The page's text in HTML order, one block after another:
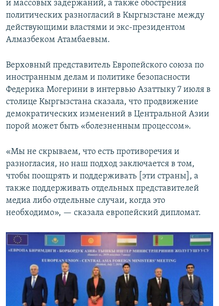
и массовых задержаний, а также обострения
политических разногласий в Кыргызстане между
действующими властями и экс-президентом
Алмазбеком Атамбаевым.
Верховный представитель Европейского союза по
иностранным делам и политике безопасности
Федерика Могерини в интервью Азаттыку 7 июля в
столице Кыргызстана сказала, что продвижение
демократических изменений в Центральной Азии
порой может быть «болезненным процессом».
«Мы не скрываем, что есть противоречия и
разногласия, но наш подход заключается в том,
чтобы поощрять и поддерживать [эти страны], а
также поддерживать отдельных представителей
медиа либо отдельные случаи, когда это
необходимо», — сказала европейский дипломат.